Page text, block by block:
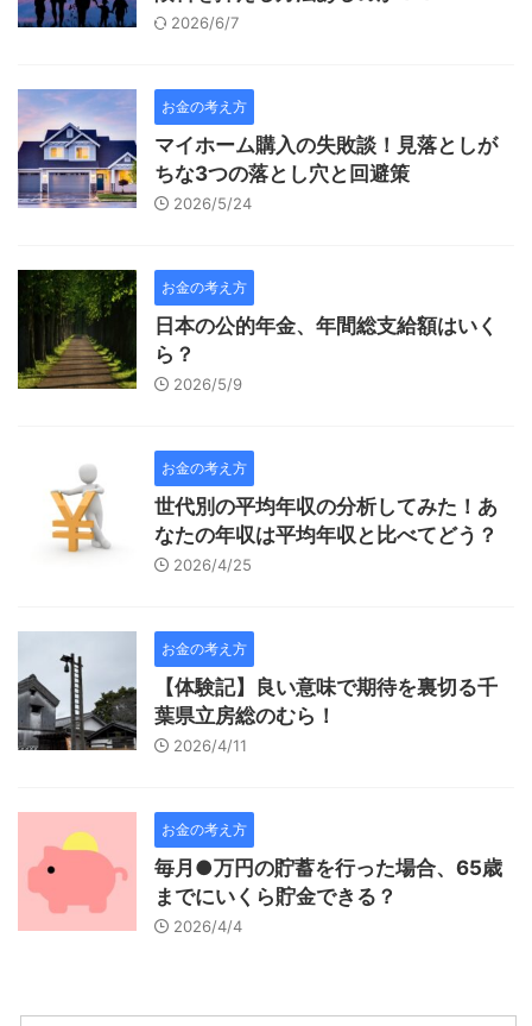
2026/6/7
お金の考え方
マイホーム購入の失敗談！見落としが
ちな3つの落とし穴と回避策
2026/5/24
お金の考え方
日本の公的年金、年間総支給額はいく
ら？
2026/5/9
お金の考え方
世代別の平均年収の分析してみた！あ
なたの年収は平均年収と比べてどう？
2026/4/25
お金の考え方
【体験記】良い意味で期待を裏切る千
葉県立房総のむら！
2026/4/11
お金の考え方
毎月●万円の貯蓄を行った場合、65歳
までにいくら貯金できる？
2026/4/4